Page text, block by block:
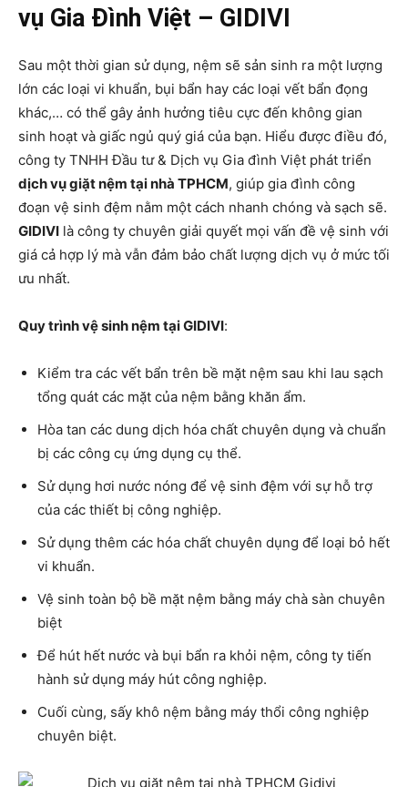
vụ Gia Đình Việt – GIDIVI
Sau một thời gian sử dụng, nệm sẽ sản sinh ra một lượng
lớn các loại vi khuẩn, bụi bẩn hay các loại vết bẩn đọng
khác,… có thể gây ảnh hưởng tiêu cực đến không gian
sinh hoạt và giấc ngủ quý giá của bạn. Hiểu được điều đó,
công ty TNHH Đầu tư & Dịch vụ Gia đình Việt phát triển
dịch vụ giặt nệm tại nhà TPHCM, giúp gia đình công
đoạn vệ sinh đệm nằm một cách nhanh chóng và sạch sẽ.
GIDIVI là công ty chuyên giải quyết mọi vấn đề vệ sinh với
giá cả hợp lý mà vẫn đảm bảo chất lượng dịch vụ ở mức tối
ưu nhất.
Quy trình vệ sinh nệm tại GIDIVI:
Kiểm tra các vết bẩn trên bề mặt nệm sau khi lau sạch
tổng quát các mặt của nệm bằng khăn ẩm.
Hòa tan các dung dịch hóa chất chuyên dụng và chuẩn
bị các công cụ ứng dụng cụ thể.
Sử dụng hơi nước nóng để vệ sinh đệm với sự hỗ trợ
của các thiết bị công nghiệp.
Sử dụng thêm các hóa chất chuyên dụng để loại bỏ hết
vi khuẩn.
Vệ sinh toàn bộ bề mặt nệm bằng máy chà sàn chuyên
biệt
Để hút hết nước và bụi bẩn ra khỏi nệm, công ty tiến
hành sử dụng máy hút công nghiệp.
Cuối cùng, sấy khô nệm bằng máy thổi công nghiệp
chuyên biệt.